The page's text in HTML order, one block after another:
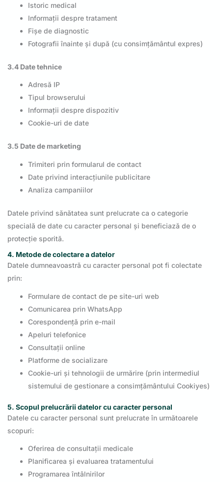
Istoric medical
Informații despre tratament
Fișe de diagnostic
Fotografii înainte și după (cu consimțământul expres)
3.4 Date tehnice
Adresă IP
Tipul browserului
Informații despre dispozitiv
Cookie-uri de date
3.5 Date de marketing
Trimiteri prin formularul de contact
Date privind interacțiunile publicitare
Analiza campaniilor
Datele privind sănătatea sunt prelucrate ca o categorie
specială de date cu caracter personal și beneficiază de o
protecție sporită.
4. Metode de colectare a datelor
Datele dumneavoastră cu caracter personal pot fi colectate
prin:
Formulare de contact de pe site-uri web
Comunicarea prin WhatsApp
Corespondență prin e-mail
Apeluri telefonice
Consultații online
Platforme de socializare
Cookie-uri și tehnologii de urmărire (prin intermediul
sistemului de gestionare a consimțământului Cookiyes)
5. Scopul prelucrării datelor cu caracter personal
Datele cu caracter personal sunt prelucrate în următoarele
scopuri:
Oferirea de consultații medicale
Planificarea și evaluarea tratamentului
Programarea întâlnirilor